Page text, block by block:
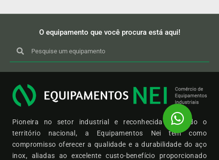
O equipamento que você procura está aqui!
Pioneira no setor industrial e reconhecida em todo o
território nacional, a Equipamentos Nei tem como
compromisso oferecer a qualidade e a durabilidade do aço
inox, aliadas ao excelente custo-benefício proporcionado